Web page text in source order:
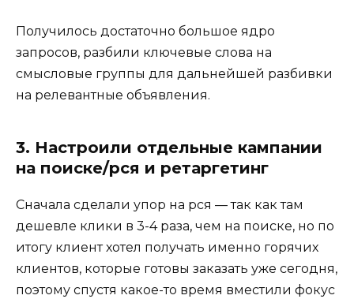
Получилось достаточно большое ядро
запросов, разбили ключевые слова на
смысловые группы для дальнейшей разбивки
на релевантные объявления.
3. Настроили отдельные кампании
на поиске/рся и ретаргетинг
Сначала сделали упор на рся — так как там
дешевле клики в 3-4 раза, чем на поиске, но по
итогу клиент хотел получать именно горячих
клиентов, которые готовы заказать уже сегодня,
поэтому спустя какое-то время вместили фокус